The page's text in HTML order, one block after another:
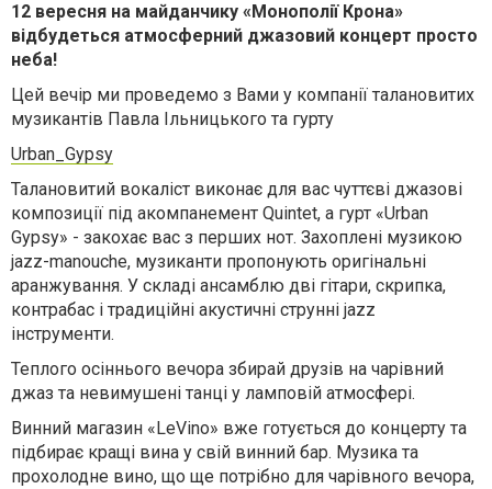
12 вересня на майданчику «Монополії Крона»
відбудеться атмосферний джазовий концерт просто
неба!
Цей вечір ми проведемо з Вами у компанії талановитих
музикантів Павла Ільницького та гурту
Urban_Gypsy
Талановитий вокаліст виконає для вас чуттєві джазові
композиції під акомпанемент Quintet, а гурт «Urban
Gypsy» - закохає вас з перших нот. Захоплені музикою
jazz-manouche, музиканти пропонують оригінальні
аранжування. У складі ансамблю дві гітари, скрипка,
контрабас і традиційні акустичні струнні jazz
інструменти.
Теплого осіннього вечора збирай друзів на чарівний
джаз та невимушені танці у ламповій атмосфері.
Винний магазин «LeVinо» вже готується до концерту та
підбирає кращі вина у свій винний бар. Музика та
прохолодне вино, що ще потрібно для чарівного вечора,